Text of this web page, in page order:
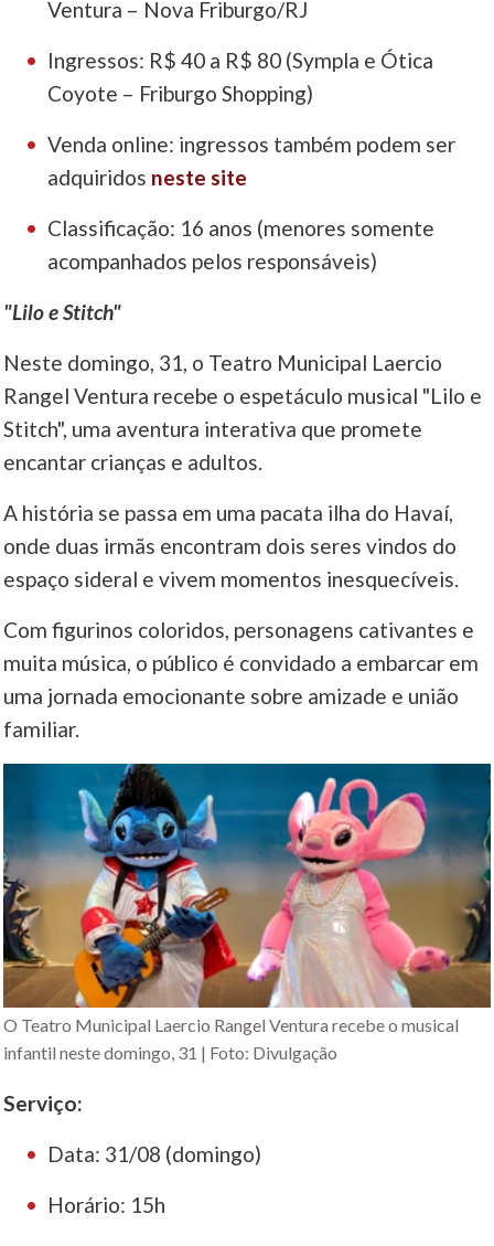
Ventura – Nova Friburgo/RJ
Ingressos: R$ 40 a R$ 80 (Sympla e Ótica
Coyote – Friburgo Shopping)
Venda online: ingressos também podem ser
adquiridos neste site
Classificação: 16 anos (menores somente
acompanhados pelos responsáveis)
"Lilo e Stitch"
Neste domingo, 31, o Teatro Municipal Laercio
Rangel Ventura recebe o espetáculo musical "Lilo e
Stitch", uma aventura interativa que promete
encantar crianças e adultos.
A história se passa em uma pacata ilha do Havaí,
onde duas irmãs encontram dois seres vindos do
espaço sideral e vivem momentos inesquecíveis.
Com figurinos coloridos, personagens cativantes e
muita música, o público é convidado a embarcar em
uma jornada emocionante sobre amizade e união
familiar.
O Teatro Municipal Laercio Rangel Ventura recebe o musical
infantil neste domingo, 31 | Foto: Divulgação
Serviço:
Data: 31/08 (domingo)
Horário: 15h